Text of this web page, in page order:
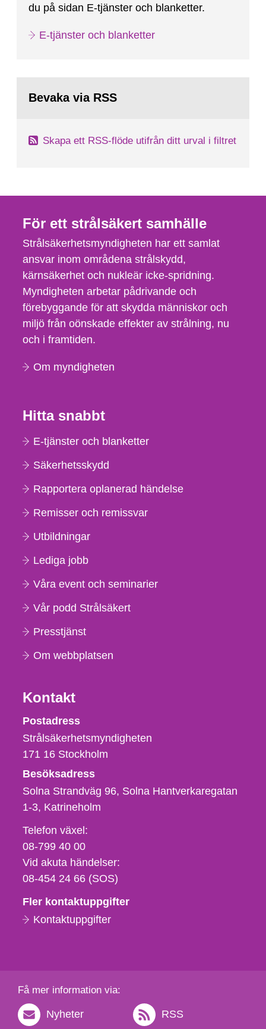
du på sidan E-tjänster och blanketter.
E-tjänster och blanketter
Bevaka via RSS
Skapa ett RSS-flöde utifrån ditt urval i filtret
För ett strålsäkert samhälle
Strålsäkerhetsmyndigheten har ett samlat
ansvar inom områdena strålskydd,
kärnsäkerhet och nukleär icke-spridning.
Myndigheten arbetar pådrivande och
förebyggande för att skydda människor och
miljö från oönskade effekter av strålning, nu
och i framtiden.
Om myndigheten
Hitta snabbt
E-tjänster och blanketter
Säkerhetsskydd
Rapportera oplanerad händelse
Remisser och remissvar
Utbildningar
Lediga jobb
Våra event och seminarier
Vår podd Strålsäkert
Presstjänst
Om webbplatsen
Kontakt
Strålsäkerhetsmyndigheten
Postadress
Strålsäkerhetsmyndigheten
171 16 Stockholm
Besöksadress
Solna Strandväg 96, Solna Hantverkaregatan
1-3 Katrineholm
Telefon,
fax
och
e-
Telefon växel:
08-799 40 00
Vid akuta händelser:
08-454 24 66 (SOS)
Fler kontaktuppgifter
Kontaktuppgifter
Få mer information via:
Nyheter RSS